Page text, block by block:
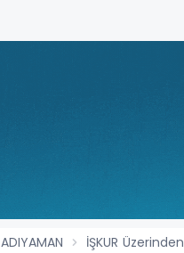
ADIYAMAN İŞKUR